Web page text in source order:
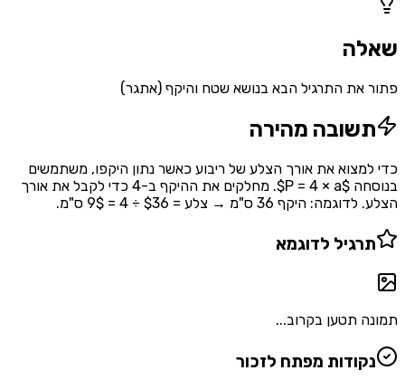
שאלה
פתור את התרגיל הבא בנושא שטח והיקף (אתגר)
תשובה מהירה
כדי למצוא את אורך הצלע של ריבוע כאשר נתון היקפו, משתמשים
בנוסחה $P = 4 × a$. מחלקים את ההיקף ב-4 כדי לקבל את אורך
הצלע. לדוגמה: היקף 36 ס"מ → צלע = $36 ÷ 4 = 9$ ס"מ.
תרגיל לדוגמא
תמונה תטען בקרוב...
נקודות מפתח לזכור